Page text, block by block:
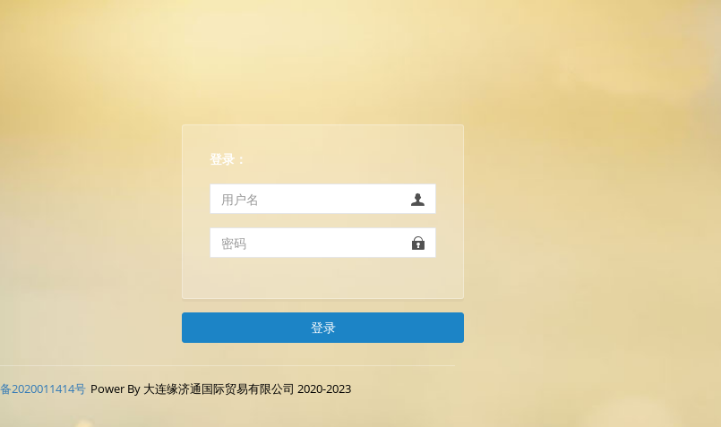
登录：
登录
2020011414号 Power By 大连缘济通国际贸易有限公司 2020-2023